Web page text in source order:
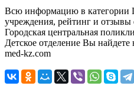
Всю информацию в категории
учреждения, рейтинг и отзывы
Городская центральная
Детское отделение Вы
med-kz.com